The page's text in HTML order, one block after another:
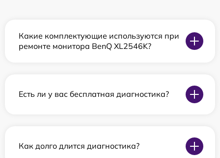
Какие комплектующие используются при
ремонте монитора BenQ XL2546K?
Есть ли у вас бесплатная диагностика?
Как долго длится диагностика?